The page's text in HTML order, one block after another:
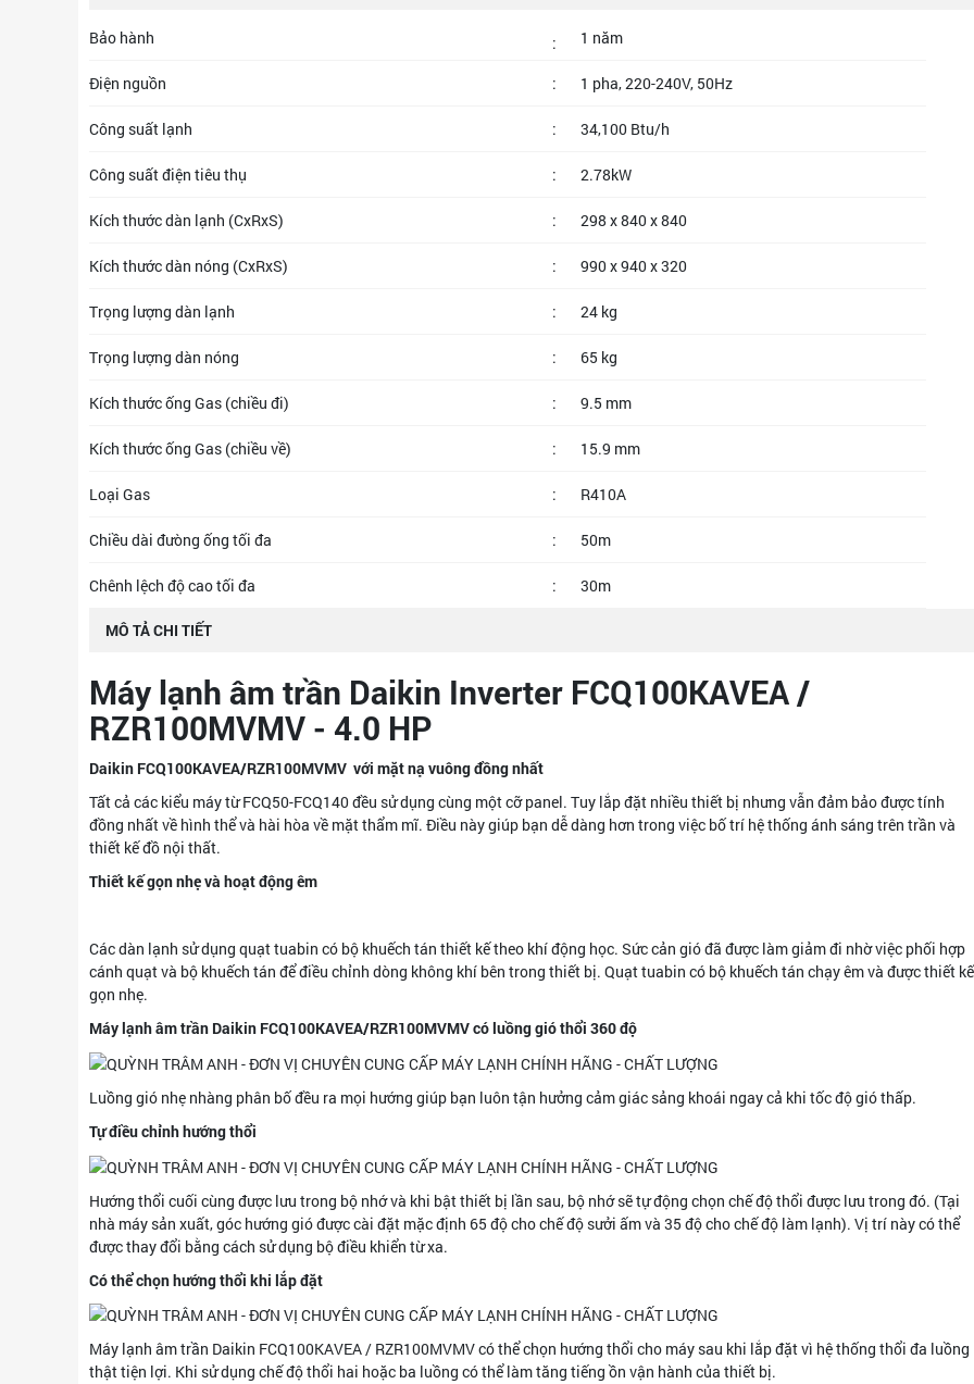
Bảo hành : 1 năm
Điện nguồn : 1 pha, 220-240V, 50Hz
Công suất lạnh : 34,100 Btu/h
Công suất điện tiêu thụ : 2.78kW
Kích thước dàn lạnh (CxRxS) : 298 x 840 x 840
Kích thước dàn nóng (CxRxS) : 990 x 940 x 320
Trọng lượng dàn lạnh : 24 kg
Trọng lượng dàn nóng : 65 kg
Kích thước ống Gas (chiều đi) : 9.5 mm
Kích thước ống Gas (chiều về) : 15.9 mm
Loại Gas : R410A
Chiều dài đưòng ống tối đa : 50m
Chênh lệch độ cao tối đa : 30m
MÔ TẢ CHI TIẾT
Máy lạnh âm trần Daikin Inverter FCQ100KAVEA /
RZR100MVMV - 4.0 HP
Daikin FCQ100KAVEA/RZR100MVMV với mặt nạ vuông đồng nhất
Tất cả các kiểu máy từ FCQ50-FCQ140 đều sử dụng cùng một cỡ panel. Tuy lắp đặt nhiều thiết bị nhưng vẫn đảm bảo được tính
đồng nhất về hình thể và hài hòa về mặt thẩm mĩ. Điều này giúp bạn dễ dàng hơn trong việc bố trí hệ thống ánh sáng trên trần và
thiết kế đồ nội thất.
Thiết kế gọn nhẹ và hoạt động êm
Các dàn lạnh sử dụng quạt tuabin có bộ khuếch tán thiết kế theo khí động học. Sức cản gió đã được làm giảm đi nhờ việc phối hợp
cánh quạt và bộ khuếch tán để điều chỉnh dòng không khí bên trong thiết bị. Quạt tuabin có bộ khuếch tán chạy êm và được thiết kế
gọn nhẹ.
Máy lạnh âm trần Daikin FCQ100KAVEA/RZR100MVMV có luồng gió thổi 360 độ
Luồng gió nhẹ nhàng phân bố đều ra mọi hướng giúp bạn luôn tận hưởng cảm giác sảng khoái ngay cả khi tốc độ gió thấp.
Tự điều chỉnh hướng thổi
Hướng thổi cuối cùng được lưu trong bộ nhớ và khi bật thiết bị lần sau, bộ nhớ sẽ tự động chọn chế độ thổi được lưu trong đó. (Tại
nhà máy sản xuất, góc hướng gió được cài đặt mặc định 65 độ cho chế độ sưởi ấm và 35 độ cho chế độ làm lạnh). Vị trí này có thể
được thay đổi bằng cách sử dụng bộ điều khiển từ xa.
Có thể chọn hướng thổi khi lắp đặt
Máy lạnh âm trần Daikin FCQ100KAVEA / RZR100MVMV có thể chọn hướng thổi cho máy sau khi lắp đặt vì hệ thống thổi đa luồng
thật tiện lợi. Khi sử dụng chế độ thổi hai hoặc ba luồng có thể làm tăng tiếng ồn vận hành của thiết bị.